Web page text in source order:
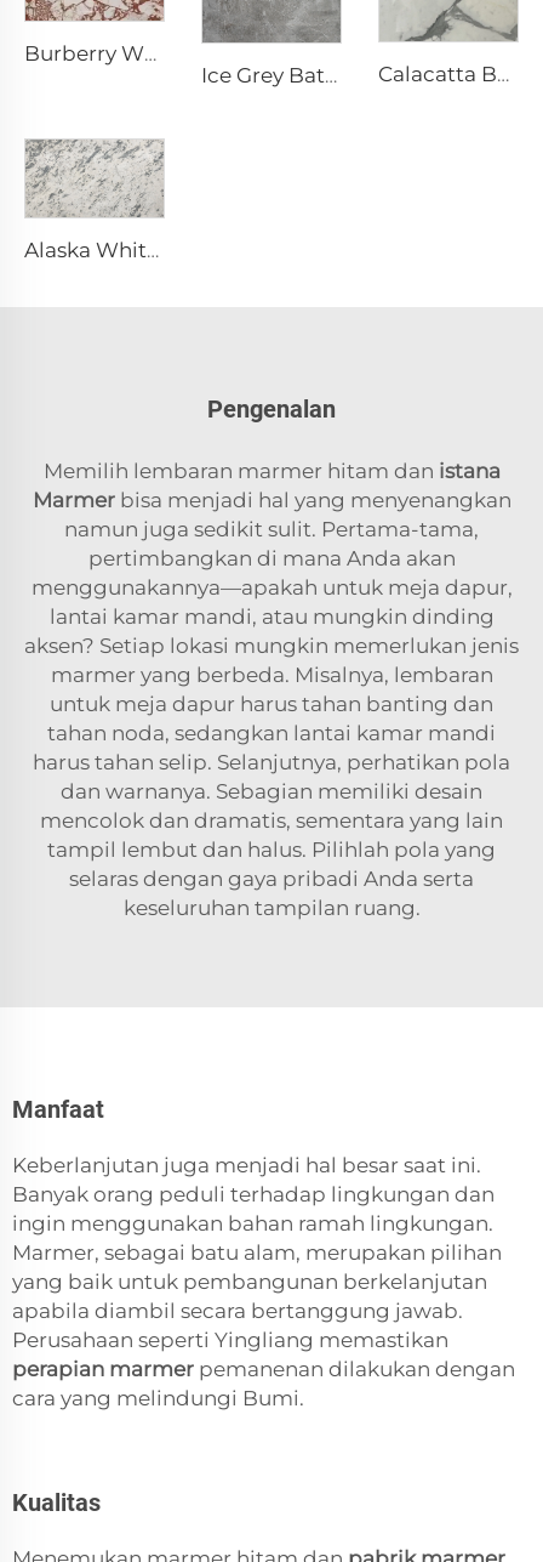
Burberry White Batu Alam Marmer Putih dengan Pola Merah-Coklat Tidak Beraturan
Ice Grey Batu Alam Marmer Abu-Abu dengan Urat Retakan Putih Tidak Beraturan
Calacatta Batu Alam Marmer Putih dengan Urat & Pola Abu-Abu
Alaska White Batu Alam Marmer Putih dengan Tekstur Bercak Abu-Abu Pecah-Pecah Tidak Beraturan
Pengenalan
Memilih lembaran marmer hitam dan istana
Marmer bisa menjadi hal yang menyenangkan
namun juga sedikit sulit. Pertama-tama,
pertimbangkan di mana Anda akan
menggunakannya—apakah untuk meja dapur,
lantai kamar mandi, atau mungkin dinding
aksen? Setiap lokasi mungkin memerlukan jenis
marmer yang berbeda. Misalnya, lembaran
untuk meja dapur harus tahan banting dan
tahan noda, sedangkan lantai kamar mandi
harus tahan selip. Selanjutnya, perhatikan pola
dan warnanya. Sebagian memiliki desain
mencolok dan dramatis, sementara yang lain
tampil lembut dan halus. Pilihlah pola yang
selaras dengan gaya pribadi Anda serta
keseluruhan tampilan ruang.
Manfaat
Keberlanjutan juga menjadi hal besar saat ini.
Banyak orang peduli terhadap lingkungan dan
ingin menggunakan bahan ramah lingkungan.
Marmer, sebagai batu alam, merupakan pilihan
yang baik untuk pembangunan berkelanjutan
apabila diambil secara bertanggung jawab.
Perusahaan seperti Yingliang memastikan
perapian marmer pemanenan dilakukan dengan
cara yang melindungi Bumi.
Kualitas